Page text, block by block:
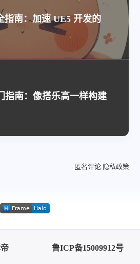
指南：加速 UE5 开发的
指南：像搭乐高一样构建
匿名评论 隐私政策
鲁ICP备15009912号